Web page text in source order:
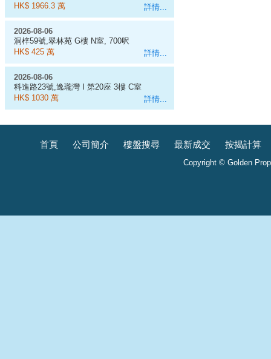
詳情...
J室
HK$ 1966.3 萬
詳情...
2026-08-06
洞梓59號,翠林苑 G樓 N室, 700呎
HK$ 425 萬
詳情...
2026-08-06
科進路23號,逸瓏灣 I 第20座 3樓 C室
HK$ 1030 萬
首頁 公司簡介 樓盤搜尋 最新成交 按揭計算
Copyright © Golden